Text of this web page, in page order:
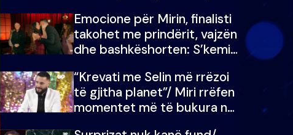
fituar çmimin e madh
Emocione për Mirin, finalisti
takohet me prindërit, vajzën
dhe bashkëshorten: S’kemi
“Krevati me Selin më rrëzoi
të gjitha planet”/ Miri rrëfen
momentet më të bukura në